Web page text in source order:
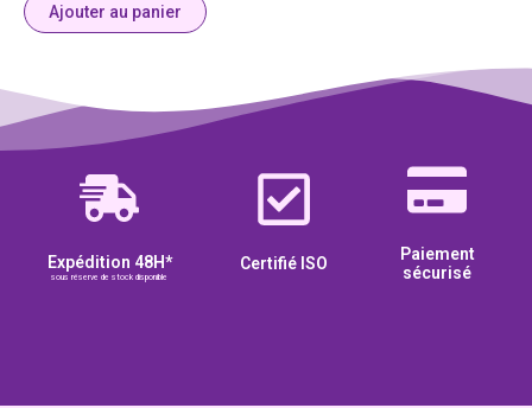
Ajouter au panier
Expédition 48H*
sous réserve de stock disponible
Certifié ISO
Paiement
sécurisé